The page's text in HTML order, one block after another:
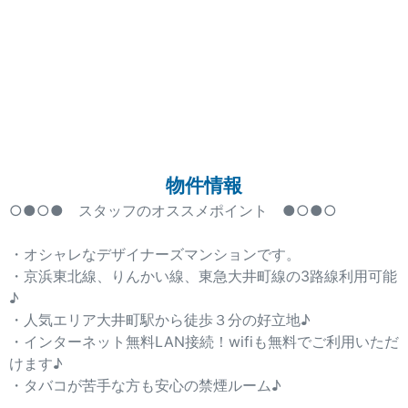
物件情報
○●○● スタッフのオススメポイント ●○●○
・オシャレなデザイナーズマンションです。
・京浜東北線、りんかい線、東急大井町線の3路線利用可能
♪
・人気エリア大井町駅から徒歩３分の好立地♪
・インターネット無料LAN接続！wifiも無料でご利用いただ
けます♪
・タバコが苦手な方も安心の禁煙ルーム♪